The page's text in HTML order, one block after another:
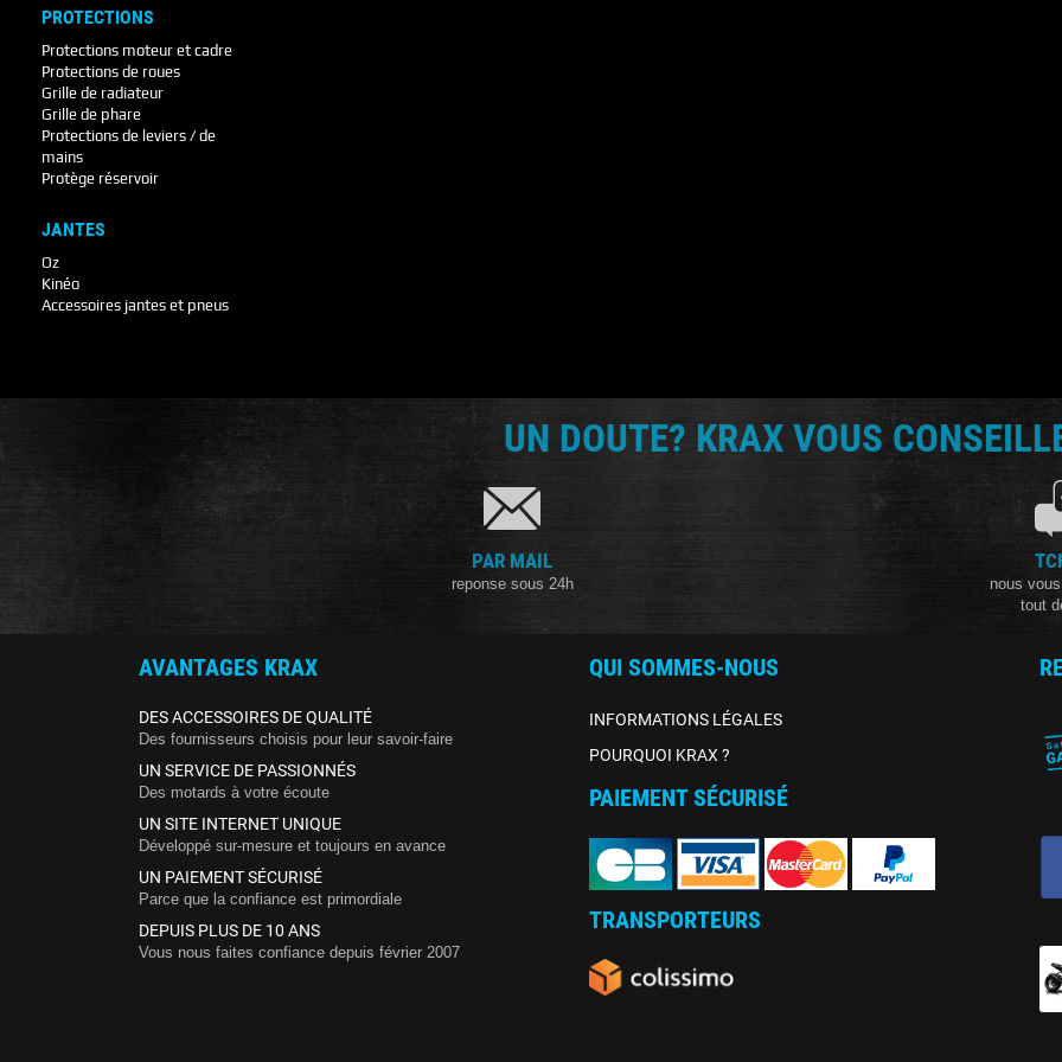
PROTECTIONS
Protections moteur et cadre
Protections de roues
Grille de radiateur
Grille de phare
Protections de leviers / de
mains
Protège réservoir
JANTES
Oz
Kinéo
Accessoires jantes et pneus
UN DOUTE? KRAX VOUS
PAR MAIL
reponse sous 24h
nous
tout
AVANTAGES KRAX
DES ACCESSOIRES DE QUALITÉ
Des fournisseurs choisis pour leur savoir-faire
UN SERVICE DE PASSIONNÉS
Des motards à votre écoute
UN SITE INTERNET UNIQUE
Développé sur-mesure et toujours en avance
UN PAIEMENT SÉCURISÉ
Parce que la confiance est primordiale
DEPUIS PLUS DE 10 ANS
Vous nous faites confiance depuis février 2007
QUI SOMMES-NOUS
INFORMATIONS LÉGALES
POURQUOI KRAX ?
PAIEMENT SÉCURISÉ
TRANSPORTEURS